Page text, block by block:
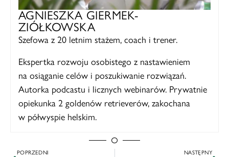
AGNIESZKA GIERMEK-
ZIÓŁKOWSKA
Szefowa z 20 letnim stażem, coach i trener.
Ekspertka rozwoju osobistego z nastawieniem
na osiąganie celów i poszukiwanie rozwiązań.
Autorka podcastu i licznych webinarów. Prywatnie
opiekunka 2 goldenów retrieverów, zakochana
w półwyspie helskim.
POPRZEDNI NASTĘPNY